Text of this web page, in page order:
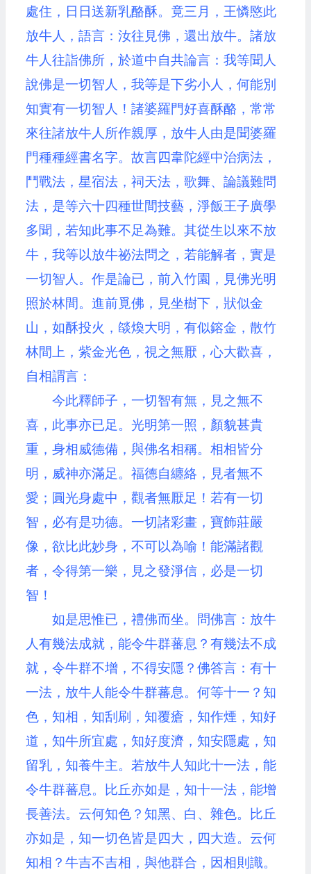
處住，日日送新乳酪酥。竟三月，王憐愍此
放牛人，語言：汝往見佛，還出放牛。諸放
牛人往詣佛所，於道中自共論言：我等聞人
說佛是一切智人，我等是下劣小人，何能別
知實有一切智人！諸婆羅門好喜酥酪，常常
來往諸放牛人所作親厚，放牛人由是聞婆羅
門種種經書名字。故言四韋陀經中治病法，
鬥戰法，星宿法，祠天法，歌舞、論議難問
法，是等六十四種世間技藝，淨飯王子廣學
多聞，若知此事不足為難。其從生以來不放
牛，我等以放牛祕法問之，若能解者，實是
一切智人。作是論已，前入竹園，見佛光明
照於林間。進前覓佛，見坐樹下，狀似金
山，如酥投火，燄煥大明，有似鎔金，散竹
林間上，紫金光色，視之無厭，心大歡喜，
自相謂言：
今此釋師子，一切智有無，見之無不
喜，此事亦已足。光明第一照，顏貌甚貴
重，身相威德備，與佛名相稱。相相皆分
明，威神亦滿足。福德自纏絡，見者無不
愛；圓光身處中，觀者無厭足！若有一切
智，必有是功德。一切諸彩畫，寶飾莊嚴
像，欲比此妙身，不可以為喻！能滿諸觀
者，令得第一樂，見之發淨信，必是一切
智！
如是思惟已，禮佛而坐。問佛言：放牛
人有幾法成就，能令牛群蕃息？有幾法不成
就，令牛群不增，不得安隱？佛答言：有十
一法，放牛人能令牛群蕃息。何等十一？知
色，知相，知刮刷，知覆瘡，知作煙，知好
道，知牛所宜處，知好度濟，知安隱處，知
留乳，知養牛主。若放牛人知此十一法，能
令牛群蕃息。比丘亦如是，知十一法，能增
長善法。云何知色？知黑、白、雜色。比丘
亦如是，知一切色皆是四大，四大造。云何
知相？牛吉不吉相，與他群合，因相則識。